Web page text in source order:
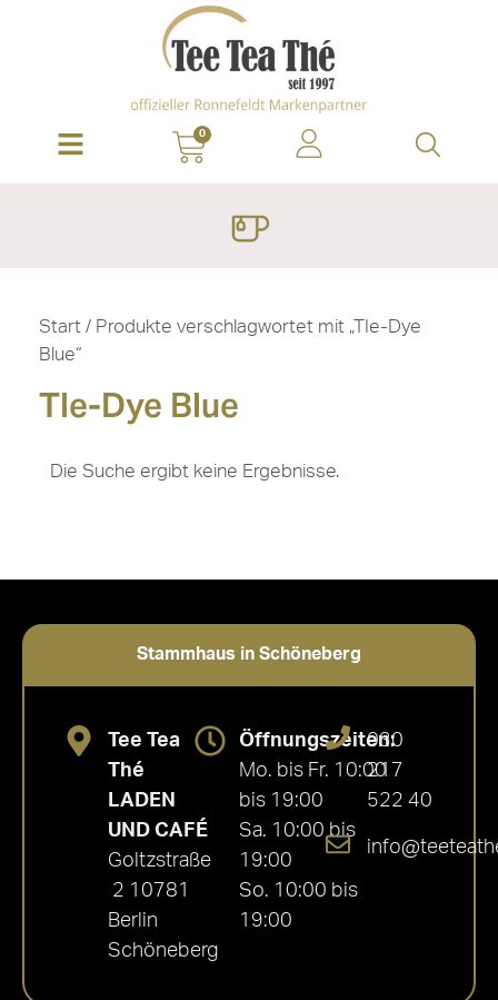
0
Start / Produkte verschlagwortet mit „TIe-Dye
Blue“
TIe-Dye Blue
Die Suche ergibt keine Ergebnisse.
Stammhaus in Schöneberg
Tee Tea
Thé
LADEN
UND CAFÉ
Goltzstraße
2 10781
Berlin
Schöneberg
Öffnungszeiten:
Mo. bis Fr. 10:00
bis 19:00
Sa. 10:00 bis
19:00
So. 10:00 bis
19:00
030
217
522 40